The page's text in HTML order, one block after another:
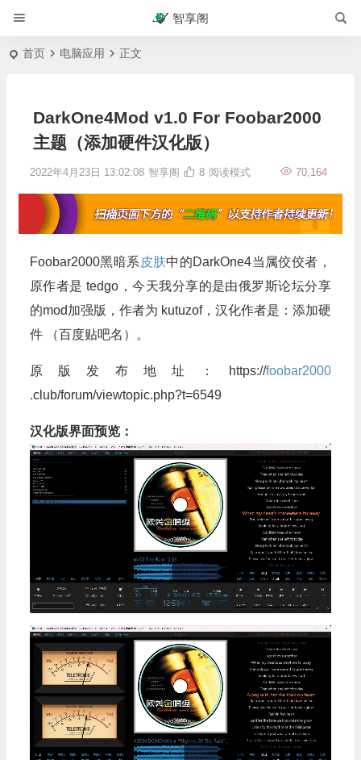
智享阁
首页 电脑应用 正文
DarkOne4Mod v1.0 For Foobar2000
主题（添加硬件汉化版）
2022年4月23日 13:02:08 智享阁 70,164
8 阅读模式
Foobar2000黑暗系 皮肤中的DarkOne4当属佼佼者，
原作者是 tedgo，今天我分享的是由俄罗斯论坛分享
的mod加强版，作者为 kutuzof，汉化作者是：添加硬
件 （百度贴吧名）。
原版发布地址：https://foobar2000
.club/forum/viewtopic.php?t=6549
汉化版界面预览：